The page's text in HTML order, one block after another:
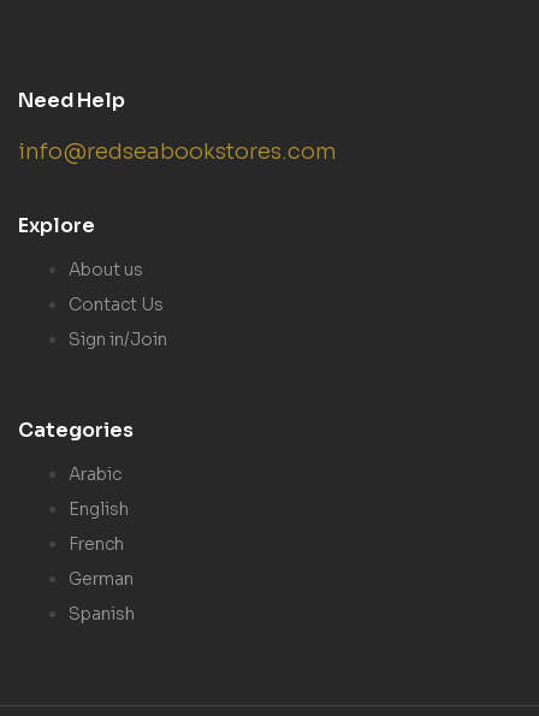
Need Help
info@redseabookstores.com
Explore
About us
Contact Us
Sign in/Join
Categories
Arabic
English
French
German
Spanish